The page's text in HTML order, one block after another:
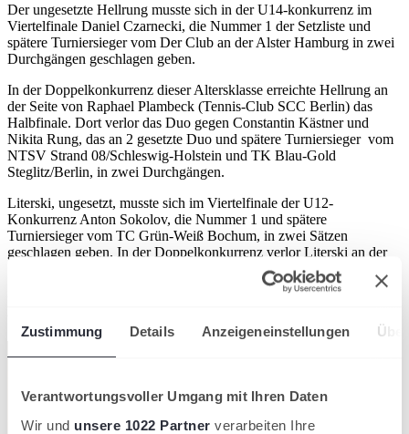
Zustimmung Details Anzeigeneinstellungen
Verantwortungsvoller Umgang mit Ihren Daten
Wir und unsere 1022 Partner verarbeiten Ihre
Der ungesetzte Hellrung musste sich in der U14-konkurrenz im
Viertelfinale Daniel Czarnecki, die Nummer 1 der Setzliste und
spätere Turniersieger vom Der Club an der Alster Hamburg in zwei
Durchgängen geschlagen geben.
In der Doppelkonkurrenz dieser Altersklasse erreichte Hellrung an
der Seite von Raphael Plambeck (Tennis-Club SCC Berlin) das
Halbfinale. Dort verlor das Duo gegen Constantin Kästner und
Nikita Rung, das an 2 gesetzte Duo und spätere Turniersieger vom
NTSV Strand 08/Schleswig-Holstein und TK Blau-Gold
Steglitz/Berlin, in zwei Durchgängen.
Literski, ungesetzt, musste sich im Viertelfinale der U12-
Konkurrenz Anton Sokolov, die Nummer 1 und spätere
Turniersieger vom TC Grün-Weiß Bochum, in zwei Sätzen
geschlagen geben. In der Doppelkonkurrenz verlor Literski an der
Seite von Elias Niehaus (SC Spelle/Niehaus-TNB) gegen
Sokolov/Elyas Tashan (TC Albachten/Westfalen), das an 2 gesetzte